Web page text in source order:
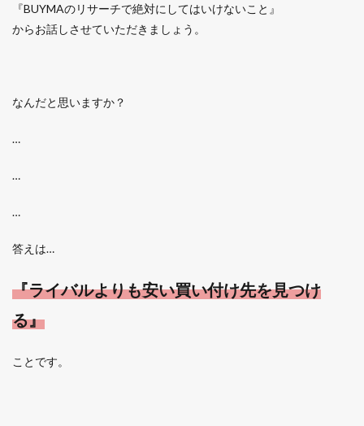
『BUYMAのリサーチで絶対にしてはいけないこと』
からお話しさせていただきましょう。
なんだと思いますか？
…
…
…
答えは…
『ライバルよりも安い買い付け先を見つけ
る』
ことです。